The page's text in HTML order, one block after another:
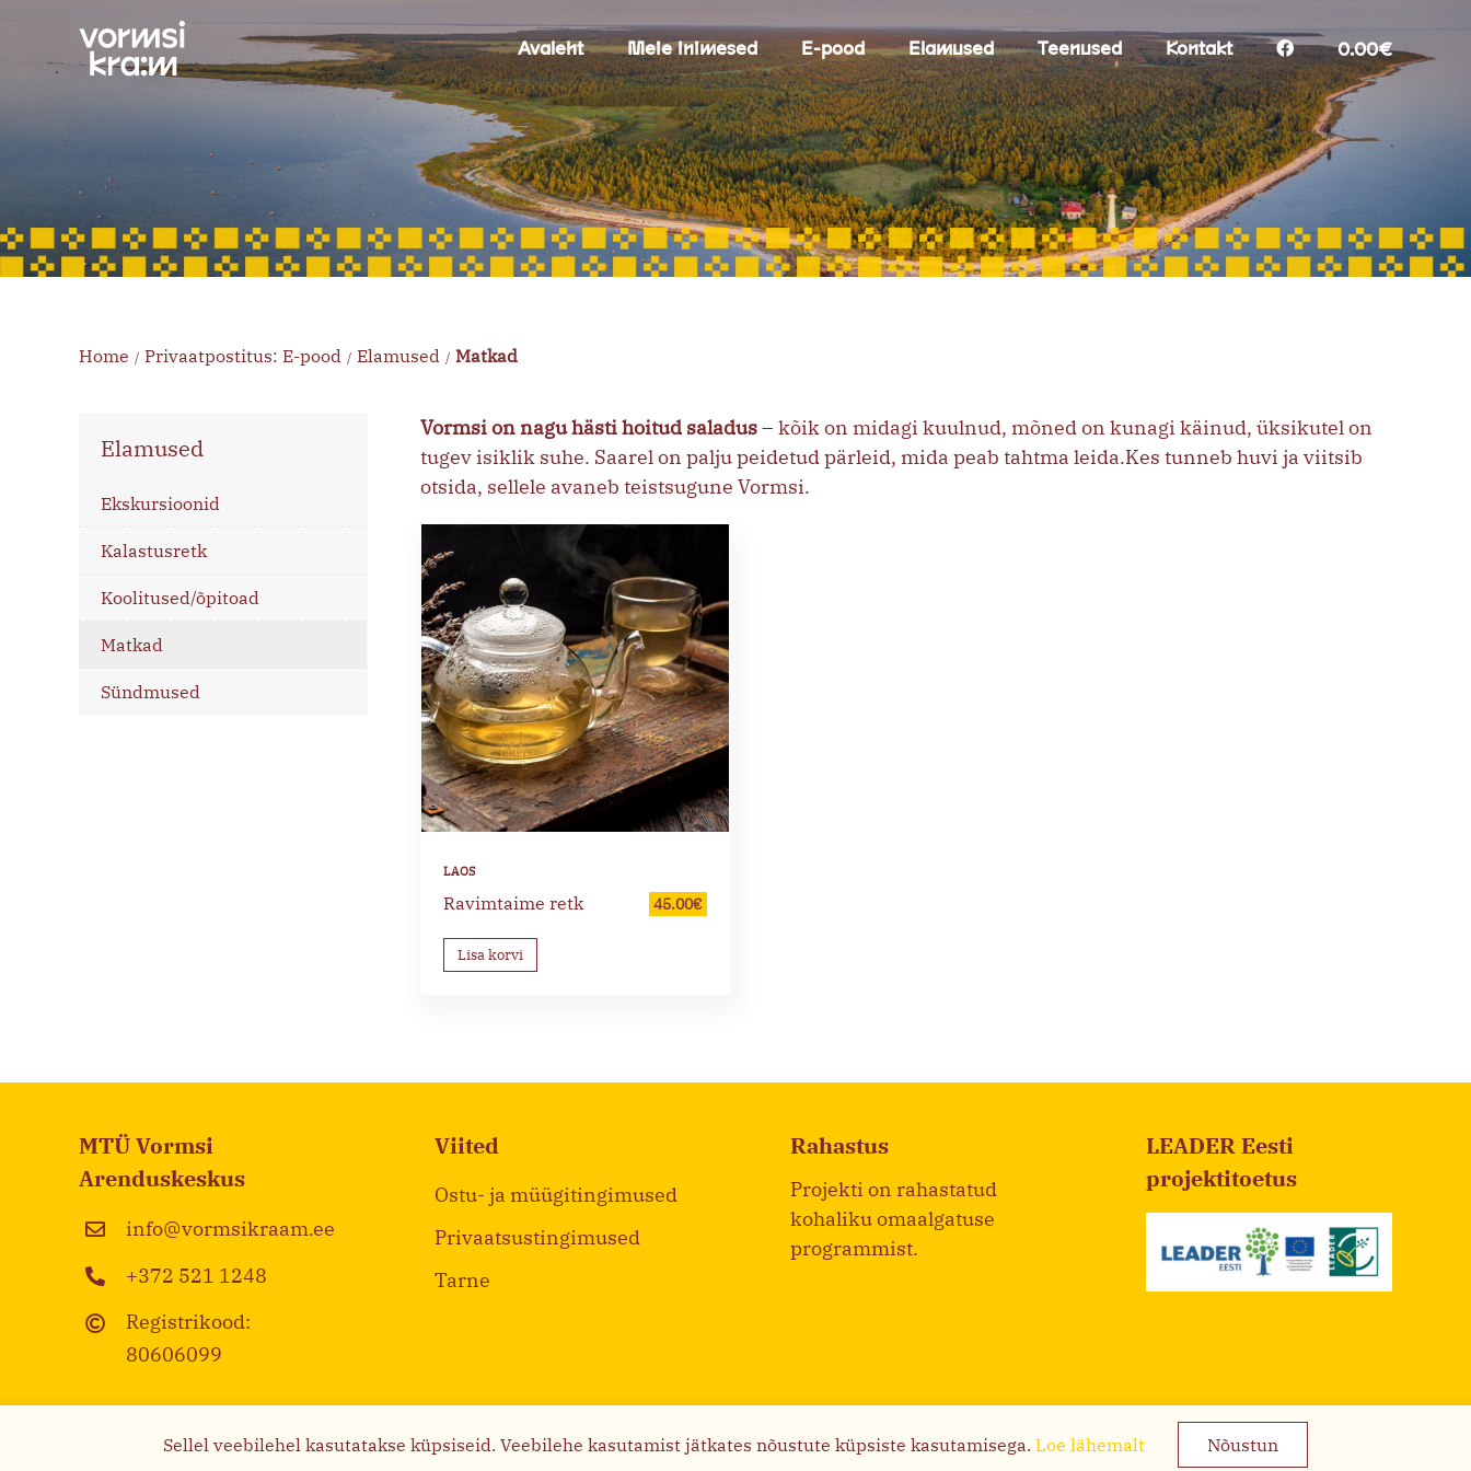
content
Avaleht Meie inimesed E-pood Elamused Teenused Kontakt 0.00€
Home / Privaatpostitus: E-pood / Elamused / Matkad
Elamused
Ekskursioonid
Kalastusretk
Koolitused/õpitoad
Matkad
Sündmused
Vormsi on nagu hästi hoitud saladus– kõik on midagi kuulnud, mõned on kunagi käinud, üksikutel on
tugev isiklik suhe. Saarel on palju peidetud pärleid, mida peab tahtma leida.Kes tunneb huvi ja viitsib
otsida, sellele avaneb teistsugune Vormsi.
Ravimtaime retk 45.00€
Lisa korvi
MTÜ Vormsi
Arenduskeskus
info@vormsikraam.ee
+372 521 1248
Registrikood:
80606099
Viited
Ostu- ja müügitingimused
Privaatsustingimused
Tarne
Rahastus
Projekti on rahastatud
kohaliku omaalgatuse
programmist.
LEADER Eesti
projektitoetus
Kodulehe tegemine:Veebispetsid
Sellel veebilehel kasutatakse küpsiseid. Veebilehe kasutamist jätkates nõustute küpsiste kasutamisega. Loe lähemalt Nõustun